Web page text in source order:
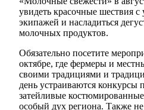
увидеть красочные шествия
экипажей и насладиться
молочных продуктов.
Обязательно посетите
октябре, где фермеры и
своими традициями и
день устраиваются конкурсы
затейливые
особый дух региона. Также